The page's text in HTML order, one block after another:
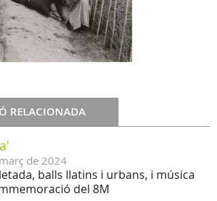
RELACIONADA
març de 2024
balls llatins i urbans, i música
del 8M